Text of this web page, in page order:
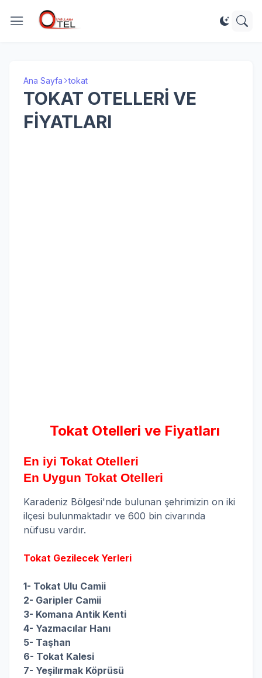
Ana Sayfa tokat
TOKAT OTELLERİ VE
FİYATLARI
Tokat Otelleri ve Fiyatları
En iyi Tokat Otelleri
En Uygun Tokat Otelleri
Karadeniz Bölgesi'nde bulunan şehrimizin on iki
ilçesi bulunmaktadır ve 600 bin civarında
nüfusu vardır.
Tokat Gezilecek Yerleri
1- Tokat Ulu Camii
2- Garipler Camii
3- Komana Antik Kenti
4- Yazmacılar Hanı
5- Taşhan
6- Tokat Kalesi
7- Yeşilırmak Köprüsü